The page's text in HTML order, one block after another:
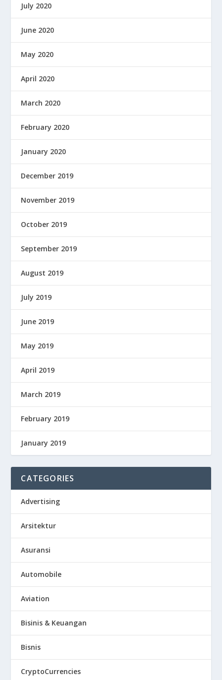
July 2020
June 2020
May 2020
April 2020
March 2020
February 2020
January 2020
December 2019
November 2019
October 2019
September 2019
August 2019
July 2019
June 2019
May 2019
April 2019
March 2019
February 2019
January 2019
CATEGORIES
Advertising
Arsitektur
Asuransi
Automobile
Aviation
Bisinis & Keuangan
Bisnis
CryptoCurrencies